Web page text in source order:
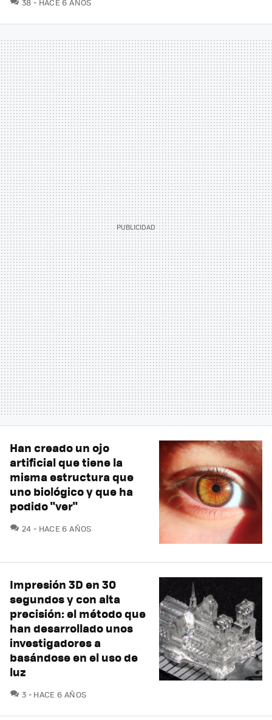
Han creado un ojo
artificial que tiene la
misma estructura que
uno biológico y que ha
podido "ver"
24 COMENTARIOS
HACE 6 AÑOS
Impresión 3D en 30
segundos y con alta
precisión: el método que
han desarrollado unos
investigadores a
basándose en el uso de
luz
3 COMENTARIOS
HACE 6 AÑOS